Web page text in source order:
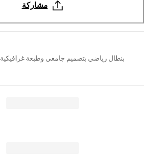
مشاركة
بنطال رياضي بتصميم جامعي وطبعة غرافيكية